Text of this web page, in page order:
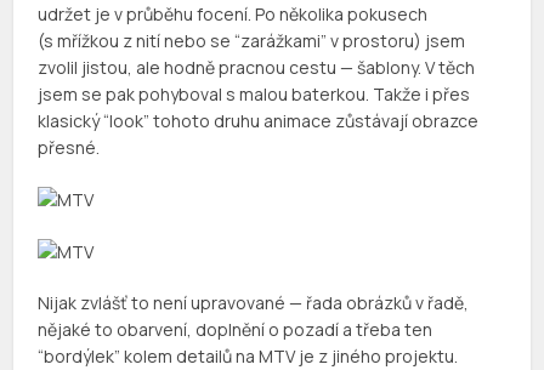
udržet je v průběhu focení. Po několika pokusech
(s mřížkou z nití nebo se “zarážkami” v prostoru) jsem
zvolil jistou, ale hodně pracnou cestu — šablony. V těch
jsem se pak pohyboval s malou baterkou. Takže i přes
klasický “look” tohoto druhu animace zůstávají obrazce
přesné.
Nijak zvlášť to není upravované — řada obrázků v řadě,
nějaké to obarvení, doplnění o pozadí a třeba ten
“bordýlek” kolem detailů na MTV je z jiného projektu.